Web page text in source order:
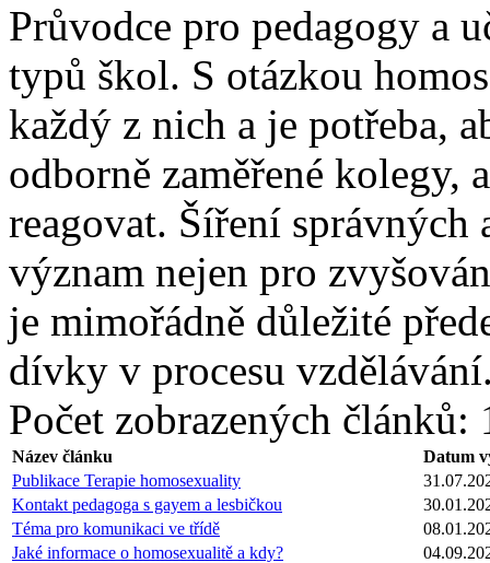
Průvodce pro pedagogy a
typů škol. S otázkou
každý z nich a je potřeba,
odborně zaměřené kolegy,
reagovat. Šíření
význam nejen pro
je mimořádně důležité
dívky v procesu
Počet zobrazených
Název článku
Datum
Publikace Terapie homosexuality
Kontakt pedagoga s gayem a lesbičkou
Téma pro komunikaci ve třídě
Jaké informace o homosexualitě a kdy?